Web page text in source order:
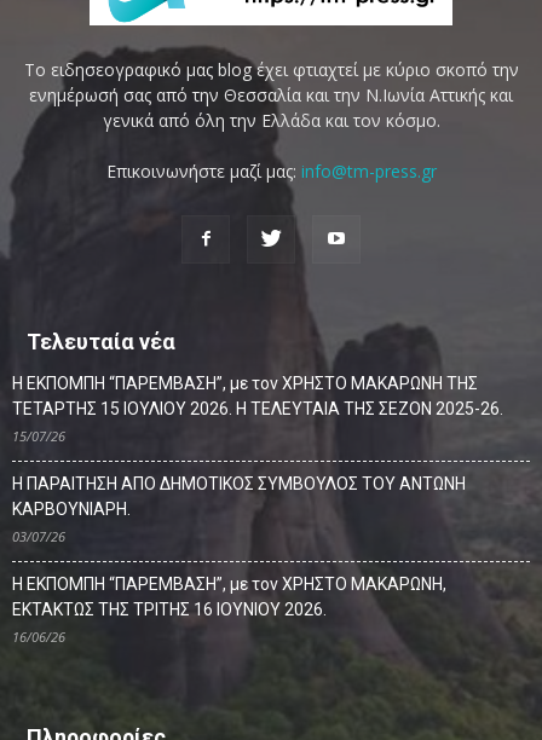
Το ειδησεογραφικό μας blog έχει φτιαχτεί με κύριο σκοπό την
ενημέρωσή σας από την Θεσσαλία και την Ν.Ιωνία Αττικής και
γενικά από όλη την Ελλάδα και τον κόσμο.
Επικοινωνήστε μαζί μας: info@tm-press.gr
Τελευταία νέα
Η ΕΚΠΟΜΠΗ “ΠΑΡΕΜΒΑΣΗ”, με τον ΧΡΗΣΤΟ ΜΑΚΑΡΩΝΗ ΤΗΣ
ΤΕΤΑΡΤΗΣ 15 ΙΟΥΛΙΟΥ 2026. Η ΤΕΛΕΥΤΑΙΑ ΤΗΣ ΣΕΖΟΝ 2025-26.
15/07/26
Η ΠΑΡΑΙΤΗΣΗ ΑΠΟ ΔΗΜΟΤΙΚΟΣ ΣΥΜΒΟΥΛΟΣ ΤΟΥ ΑΝΤΩΝΗ
ΚΑΡΒΟΥΝΙΑΡΗ.
03/07/26
Η ΕΚΠΟΜΠΗ “ΠΑΡΕΜΒΑΣΗ”, με τον ΧΡΗΣΤΟ ΜΑΚΑΡΩΝΗ,
ΕΚΤΑΚΤΩΣ ΤΗΣ ΤΡΙΤΗΣ 16 ΙΟΥΝΙΟΥ 2026.
16/06/26